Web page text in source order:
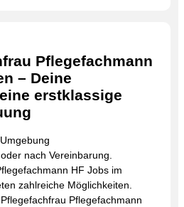
Pflegefachmann
– Deine
erstklassige
nach Vereinbarung.
HF Jobs im
zahlreiche Möglichkeiten.
Pflegefachmann